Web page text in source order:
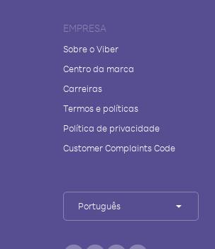
EMPRESA
Sobre o Viber
Centro da marca
Carreiras
Termos e políticas
Política de privacidade
Customer Complaints Code
Português